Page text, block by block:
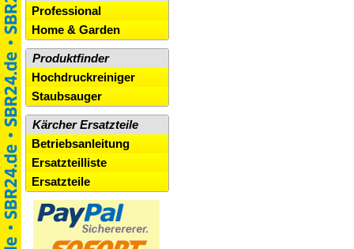
Professional
Home & Garden
Produktfinder
Hochdruckreiniger
Staubsauger
Kärcher Ersatzteile
Betriebsanleitung
Ersatzteilliste
Ersatzteile